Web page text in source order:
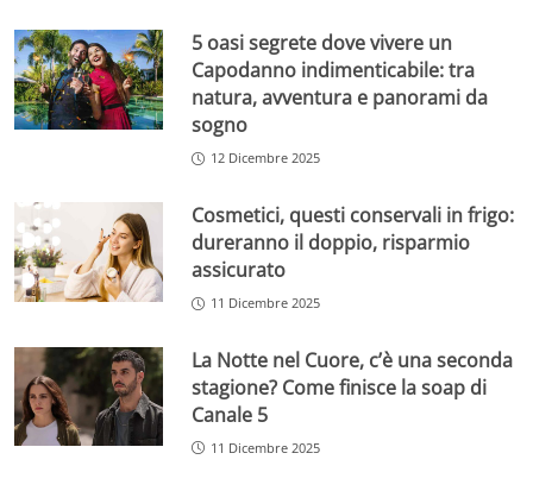
5 oasi segrete dove vivere un
Capodanno indimenticabile: tra
natura, avventura e panorami da
sogno
12 Dicembre 2025
Cosmetici, questi conservali in frigo:
dureranno il doppio, risparmio
assicurato
11 Dicembre 2025
La Notte nel Cuore, c’è una seconda
stagione? Come finisce la soap di
Canale 5
11 Dicembre 2025